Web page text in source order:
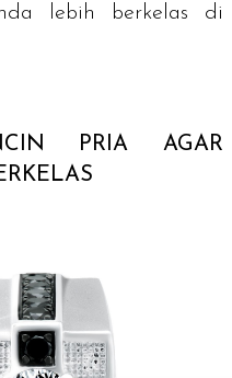
lebih berkelas di
PRIA AGAR